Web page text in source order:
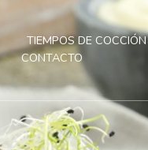
TIEMPOS DE COCCIÓN
CONTACTO